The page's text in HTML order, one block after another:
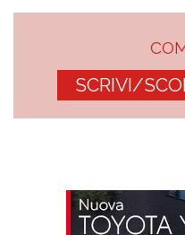
SCRIVI/